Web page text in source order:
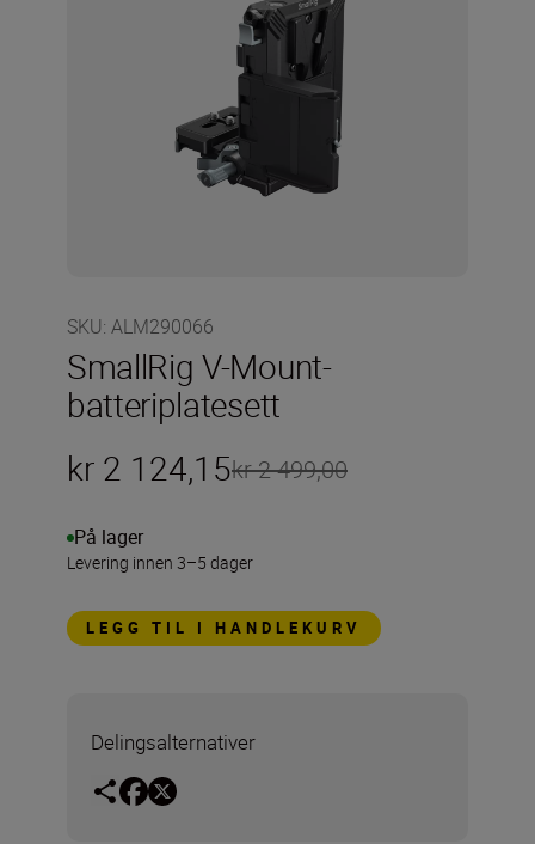
SKU: ALM290066
SmallRig V-Mount-
batteriplatesett
kr 2 124,15kr 2 499,00
På lager
Levering innen 3–5 dager
LEGG TIL I HANDLEKURV
Delingsalternativer